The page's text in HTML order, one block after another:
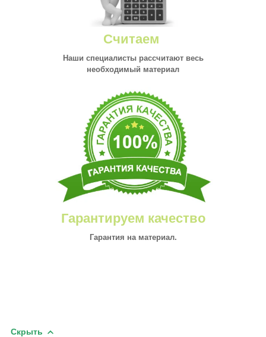
Считаем
Наши специалисты рассчитают весь
необходимый материал
Гарантируем качество
Гарантия на материал.
Скрыть